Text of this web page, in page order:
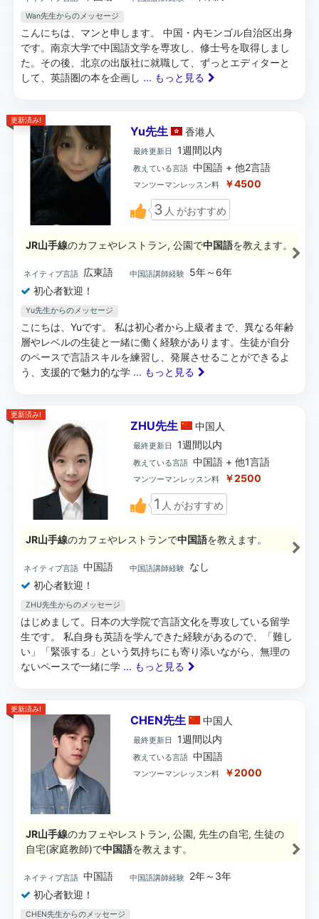
Wan先生からのメッセージ
こんにちは、マンと申します。 中国・内モンゴル自治区出身
です。南京大学で中国語文学を専攻し、修士号を取得しまし
た。その後、北京の出版社に就職して、ずっとエディターと
して、英語圏の本を企画し ... もっと見る
更新済み!
Yu先生 香港人
最終更新日 1週間以内
教えている言語 中国語 + 他2言語
マンツーマンレッスン料 ￥4500
3 人 がおすすめ
JR山手線のカフェやレストラン, 公園で中国語を教えます。
ネイティブ言語 広東語 中国語講師経験
5年～6年
初心者歓迎！
Yu先生からのメッセージ
こにちは、Yuです。 私は初心者から上級者まで、異なる年齢
層やレベルの生徒と一緒に働く経験があります。生徒が自分
のペースで言語スキルを練習し、発展させることができるよ
う、支援的で魅力的な学 ... もっと見る
更新済み!
ZHU先生 中国 人
最終更新日 1週間以内
教えている言語 中国語 + 他1言語
マンツーマンレッスン料 ￥2500
1 人 がおすすめ
JR山手線のカフェやレストランで中国語を教えます。
ネイティブ言語 中国語 中国語講師経験
なし
初心者歓迎！
ZHU先生からのメッセージ
はじめまして。日本の大学院で言語文化を専攻している留学
生です。 私自身も英語を学んできた経験があるので、「難し
い」「緊張する」という気持ちにも寄り添いながら、無理の
ないペースで一緒に学 ... もっと見る
更新済み!
CHEN先生 中国 人
最終更新日 1週間以内
教えている言語 中国語
マンツーマンレッスン料 ￥2000
JR山手線のカフェやレストラン, 公園, 先生の自宅, 生徒の
自宅(家庭教師)で中国語を教えます。
ネイティブ言語 中国語 中国語講師経験
2年～3年
初心者歓迎！
CHEN先生からのメッセージ